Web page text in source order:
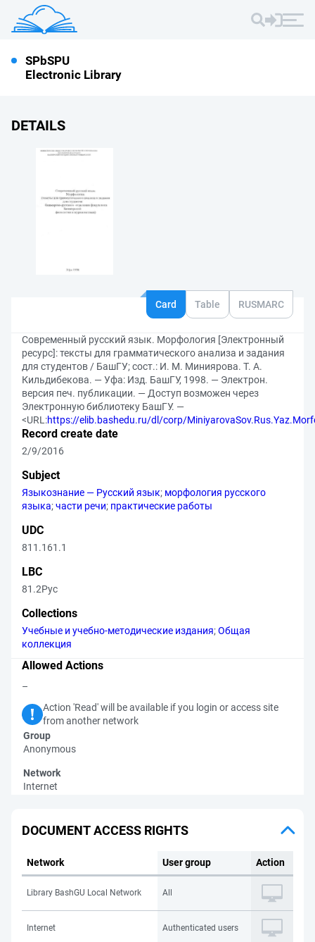
SPbSPU
Electronic Library
DETAILS
Card Table RUSMARC
Современный русский язык. Морфология [Электронный
ресурс]: тексты для грамматического анализа и задания
для студентов / БашГУ; сост.: И. М. Миниярова. Т. А.
Кильдибекова. — Уфа: Изд. БашГУ, 1998. — Электрон.
версия печ. публикации. — Доступ возможен через
Электронную библиотеку БашГУ. —
<URL:https://elib.bashedu.ru/dl/corp/
Record create date
2/9/2016
Subject
Языкознание — Русский язык; морфология русского
языка;части речи; практические работы
UDC
811.161.1
LBC
81.2Рус
Collections
Учебные и учебно-методические издания;Общая
коллекция
Allowed Actions
–
Action 'Read' will be available if you login or access site
from another network
Group
Anonymous
Network
Internet
DOCUMENT ACCESS RIGHTS
Network User group Action
Library BashGU Local Network All
Internet Authenticated users